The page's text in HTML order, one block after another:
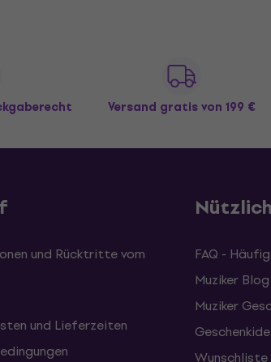
Versand gratisvon 199 €
und Rücktritte vom
und Lieferzeiten
FAQ -
Muziker Blog
Muziker
Wunschliste